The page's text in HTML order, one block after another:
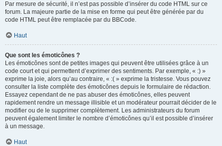
Par mesure de sécurité, il n’est pas possible d’insérer du code HTML sur ce
forum. La majeure partie de la mise en forme qui peut être générée par du
code HTML peut être remplacée par du BBCode.
Haut
Que sont les émoticônes ?
Les émoticônes sont de petites images qui peuvent être utilisées grâce à un
code court et qui permettent d’exprimer des sentiments. Par exemple, « :) »
exprime la joie, alors qu’au contraire, « :( » exprime la tristesse. Vous pouvez
consulter la liste complète des émoticônes depuis le formulaire de rédaction.
Essayez cependant de ne pas abuser des émoticônes, elles peuvent
rapidement rendre un message illisible et un modérateur pourrait décider de le
modifier ou de le supprimer complètement. Les administrateurs du forum
peuvent également limiter le nombre d’émoticônes qu’il est possible d’insérer
à un message.
Haut